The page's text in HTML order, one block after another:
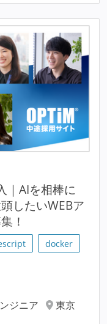
｜AIを相棒に
したいWEBア
！
docker
ジニア
東京